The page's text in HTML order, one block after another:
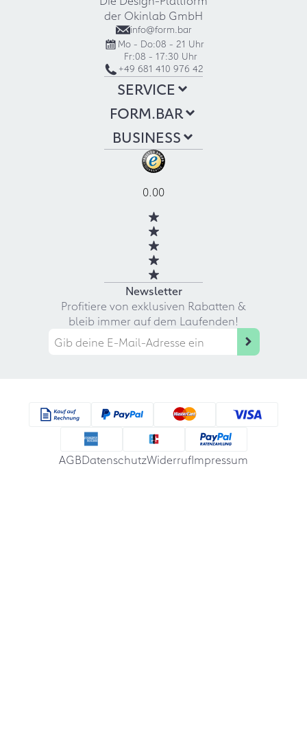
der Okinlab GmbH
info@form.bar
Mo - Do:08 - 21 Uhr
Fr:08 - 17:30 Uhr
+49 681 410 976 42
SERVICE
FORM.BAR
BUSINESS
0.00
Newsletter
Profitiere von exklusiven Rabatten &
bleib immer auf dem Laufenden!
AGBDatenschutzWiderrufImpressum